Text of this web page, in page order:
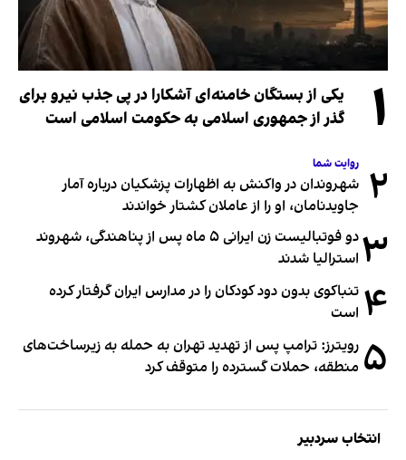
۱
یکی از بستگان خامنه‌ای آشکارا در پی جذب نیرو برای
گذر از جمهوری اسلامی به حکومت اسلامی است
۲ روایت شما
شهروندان در واکنش به اظهارات پزشکیان درباره آمار
جاویدنامان، او را از عاملان کشتار خواندند
۳
دو فوتبالیست زن ایرانی ۵ ماه پس از پناهندگی، شهروند
استرالیا شدند
۴ تنباکوی بدون دود کودکان را در مدارس ایران گرفتار کرده
است
۵ رویترز: ترامپ پس از تهدید تهران به حمله به زیرساخت‌های
منطقه، حملات گسترده را متوقف کرد
انتخاب سردبیر